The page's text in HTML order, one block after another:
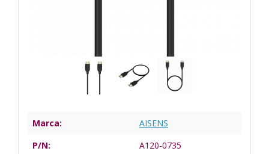
Marca:
AISENS
P/N:
A120-0735